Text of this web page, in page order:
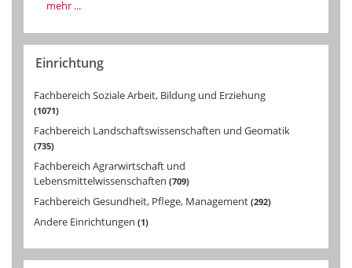
mehr ...
Einrichtung
Fachbereich Soziale Arbeit, Bildung und Erziehung
1071
Fachbereich Landschaftswissenschaften und Geomatik
735
Fachbereich Agrarwirtschaft und
Lebensmittelwissenschaften 709
Fachbereich Gesundheit, Pflege, Management 292
Andere Einrichtungen 1